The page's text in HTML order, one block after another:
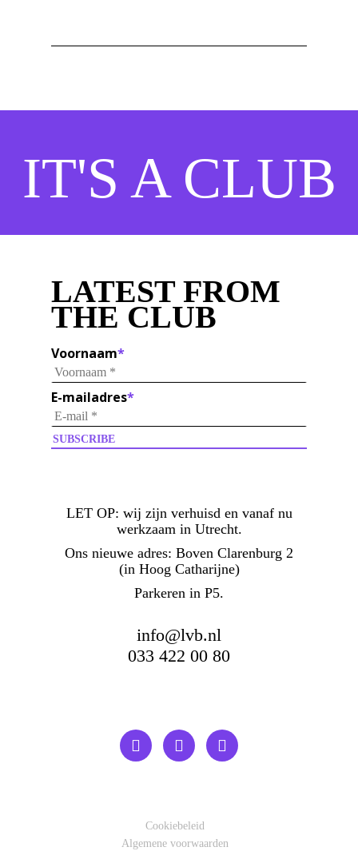
IT'S A CLUB
LATEST FROM
THE CLUB
Voornaam*
E-mailadres*
LET OP: wij zijn verhuisd en vanaf nu
werkzaam in Utrecht.
Ons nieuwe adres: Boven Clarenburg 2
(in Hoog Catharijne)
Parkeren in P5.
info@lvb.nl
033 422 00 80
Cookiebeleid
Algemene voorwaarden